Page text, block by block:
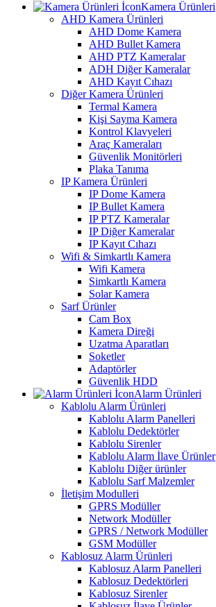
Kamera Ürünleri
AHD Kamera Ürünleri
AHD Dome Kamera
AHD Bullet Kamera
AHD PTZ Kameralar
ADH Diğer Kameralar
AHD Kayıt Cıhazı
Diğer Kamera Ürünleri
Termal Kamera
Kişi Sayma Kamera
Kontrol Klavyeleri
Araç Kameraları
Güvenlik Monitörleri
Plaka Tanıma
IP Kamera Ürünleri
IP Dome Kamera
IP Bullet Kamera
IP PTZ Kameralar
IP Diğer Kameralar
IP Kayıt Cıhazı
Wifi & Simkartlı Kamera
Wifi Kamera
Simkartlı Kamera
Solar Kamera
Sarf Ürünler
Cam Box
Kamera Direği
Uzatma Aparatları
Soketler
Adaptörler
Güvenlik HDD
Alarm Ürünleri
Kablolu Alarm Ürünleri
Kablolu Alarm Panelleri
Kablolu Dedektörler
Kablolu Sirenler
Kablolu Alarm İlave Ürünler
Kablolu Diğer ürünler
Kablolu Sarf Malzemler
İletişim Modulleri
GPRS Modüller
Network Modüller
GPRS / Network Modüller
GSM Modüller
Kablosuz Alarm Ürünleri
Kablosuz Alarm Panelleri
Kablosuz Dedektörleri
Kablosuz Sirenler